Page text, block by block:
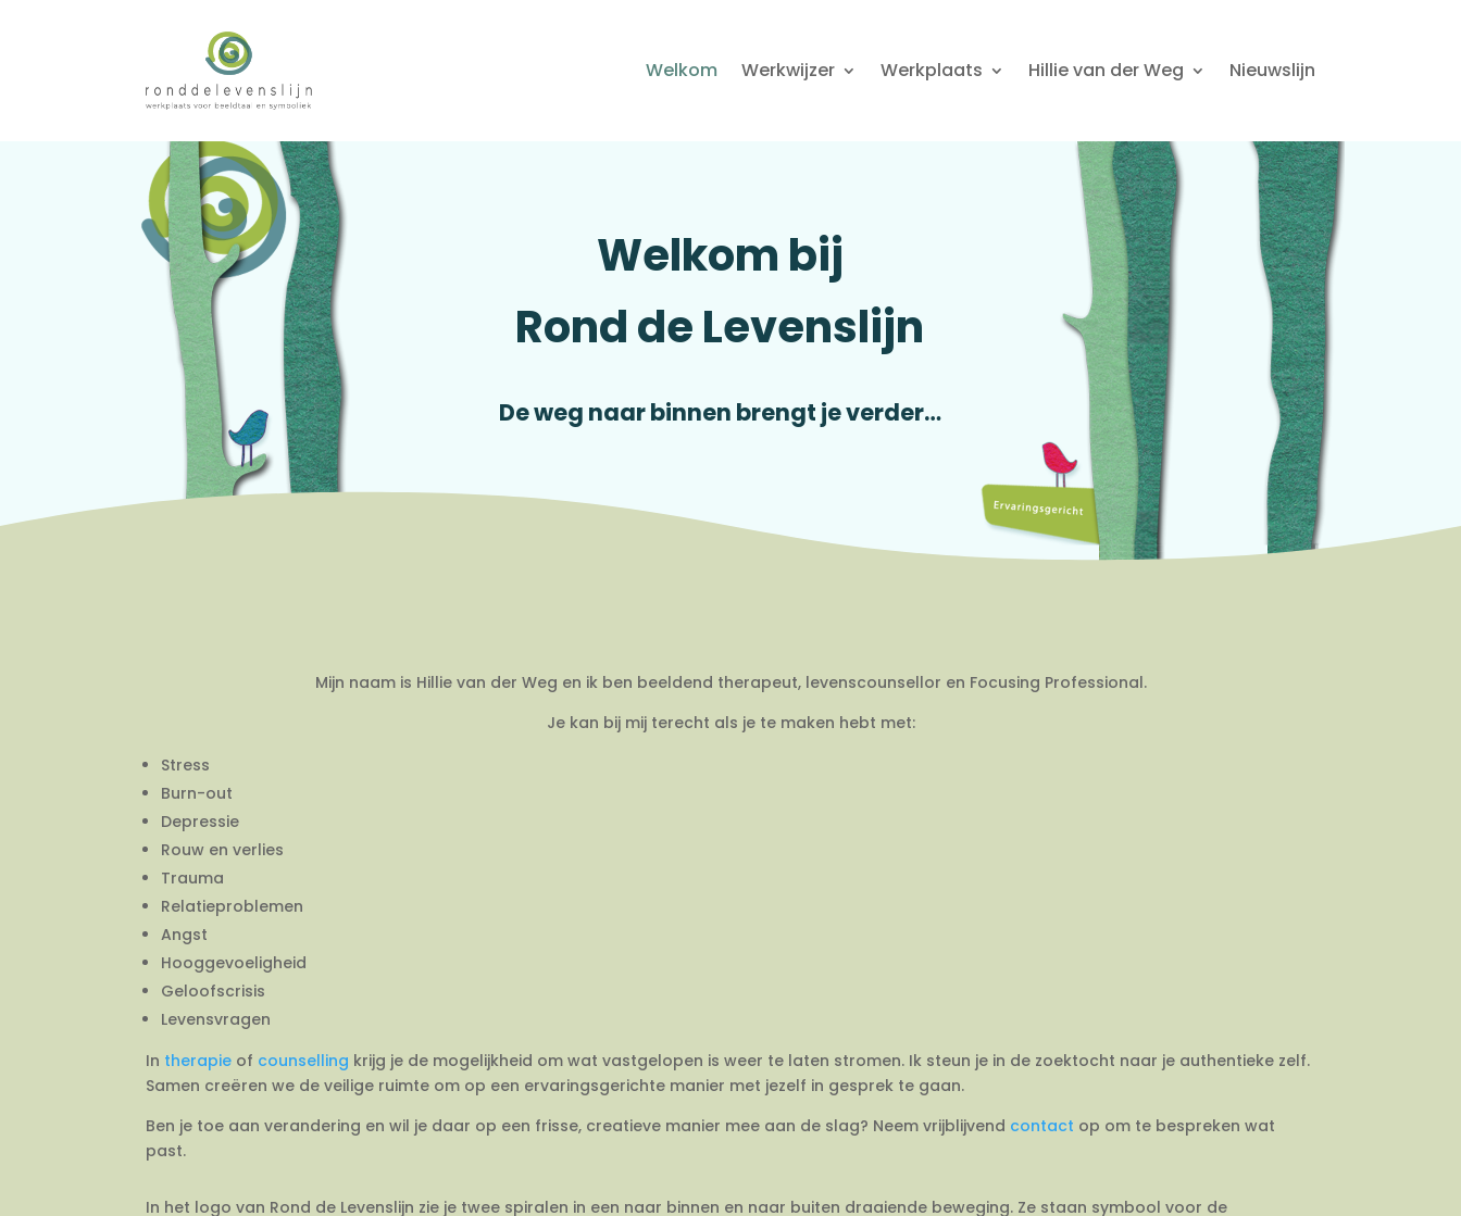
Welkom Werkwijzer Werkplaats Hillie van der Weg Nieuwslijn
Welkom bij
Rond de Levenslijn
De weg naar binnen brengt je verder…
Mijn naam is Hillie van der Weg en ik ben beeldend therapeut, levenscounsellor en Focusing Professional.
Je kan bij mij terecht als je te maken hebt met:
Stress
Burn-out
Depressie
Rouw en verlies
Trauma
Relatieproblemen
Angst
Hooggevoeligheid
Geloofscrisis
Levensvragen
In therapie of counselling krijg je de mogelijkheid om wat vastgelopen is weer te laten stromen. Ik steun je in de zoektocht naar je authentieke zelf.
Samen creëren we de veilige ruimte om op een ervaringsgerichte manier met jezelf in gesprek te gaan.
Ben je toe aan verandering en wil je daar op een frisse, creatieve manier mee aan de slag? Neem vrijblijvend contact op om te bespreken wat
past.
In het logo van Rond de Levenslijn zie je twee spiralen in een naar binnen en naar buiten draaiende beweging. Ze staan symbool voor de